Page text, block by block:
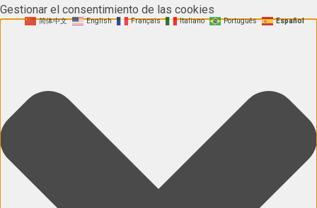
Gestionar el consentimiento de las cookies
简体中文 English Français Italiano Português Español